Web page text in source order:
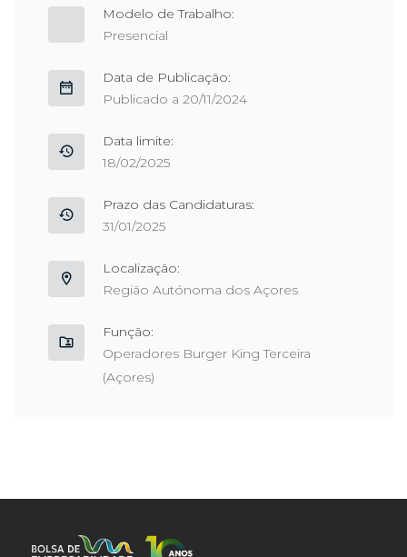
Modelo de Trabalho:
Presencial
Data de Publicação:
Publicado a 20/11/2024
Data limite:
18/02/2025
Prazo das Candidaturas:
31/01/2025
Localização:
Região Autónoma dos Açores
Função:
Operadores Burger King Terceira
(Açores)